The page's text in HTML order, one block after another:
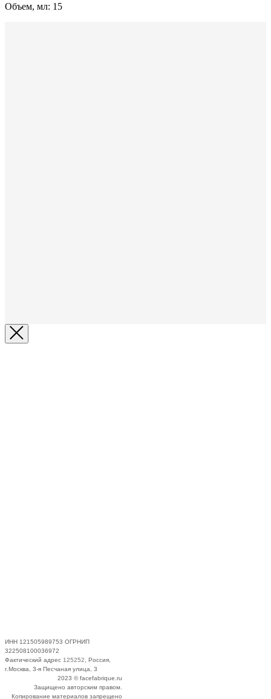
Объем, мл: 15
ИНН 121505989753 ОГРНИП
322508100036972
Фактический адрес 125252 , Россия,
г.Москва, 3-я Песчаная улица, 3
2023 © facefabrique.ru
Защищено авторским правом.
Копирование материалов запрещено